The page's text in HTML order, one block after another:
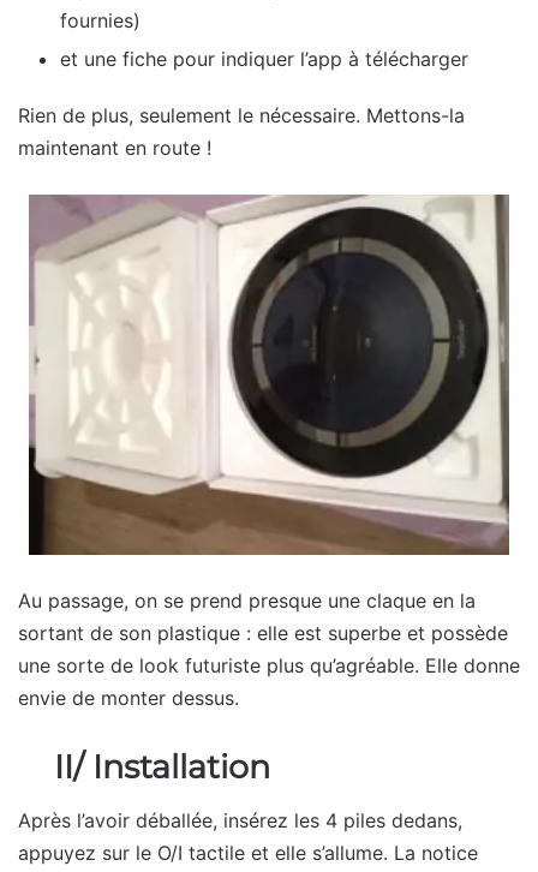
fournies)
et une fiche pour indiquer l’app à télécharger
Rien de plus, seulement le nécessaire. Mettons-la
maintenant en route !
Au passage, on se prend presque une claque en la
sortant de son plastique : elle est superbe et possède
une sorte de look futuriste plus qu’agréable. Elle donne
envie de monter dessus.
II/ Installation
Après l’avoir déballée, insérez les 4 piles dedans,
appuyez sur le O/I tactile et elle s’allume. La notice